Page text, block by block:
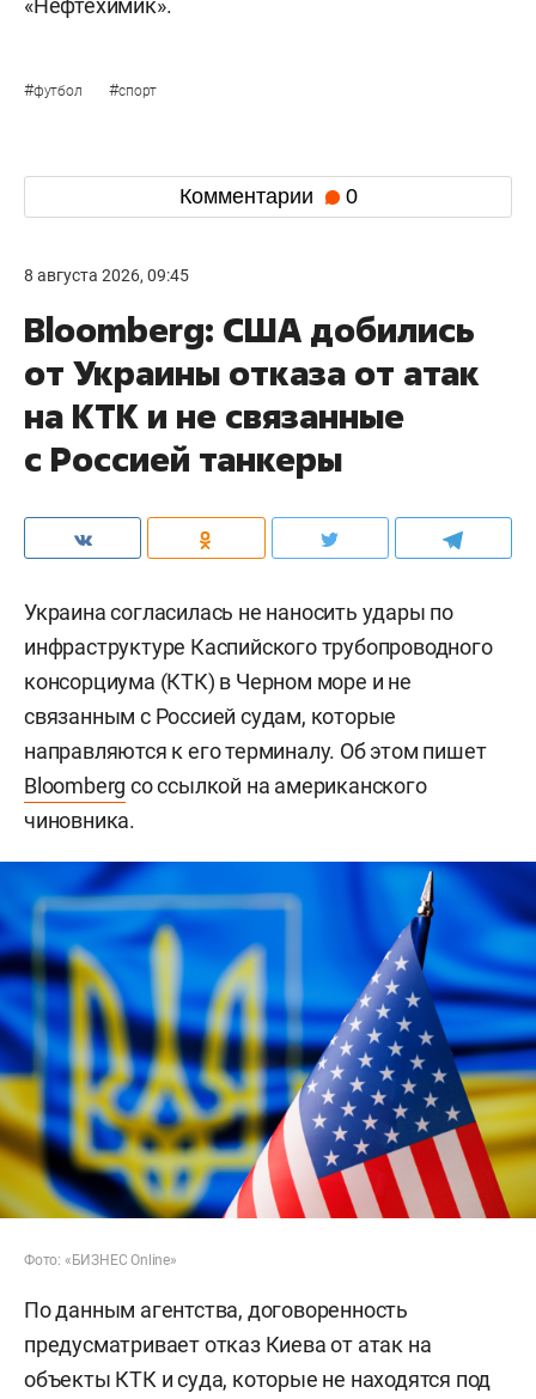
#футбол #спорт
Комментарии 0
8 августа 2026, 09:45
Bloomberg: США добились
от Украины отказа от атак
на КТК и не связанные
с Россией танкеры
Украина согласилась не наносить удары по
инфраструктуре Каспийского трубопроводного
консорциума (КТК) в Черном море и не
связанным с Россией судам, которые
направляются к его терминалу. Об этом пишет
Bloomberg со ссылкой на американского
чиновника.
Фото: «БИЗНЕС Online»
По данным агентства, договоренность
предусматривает отказ Киева от атак на
объекты КТК и суда, которые не находятся под